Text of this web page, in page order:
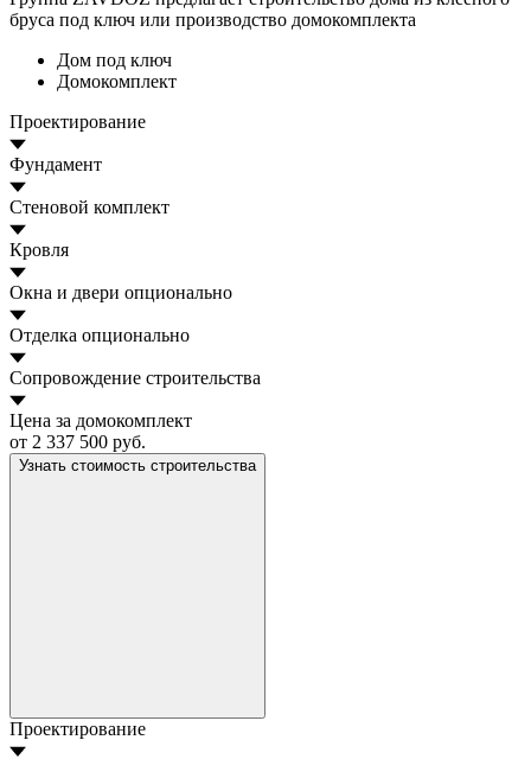
бруса под ключ или производство домокомплекта
Дом под ключ
Домокомплект
Проектирование
Фундамент
Стеновой комплект
Кровля
Окна и двери опционально
Отделка опционально
Сопровождение строительства
Цена за домокомплект
от 2 337 500 руб.
Узнать стоимость строительства
Проектирование